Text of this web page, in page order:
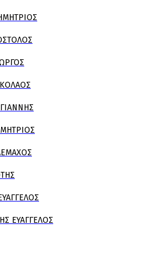
ΕΥΑΓΓΕΛΟΣ